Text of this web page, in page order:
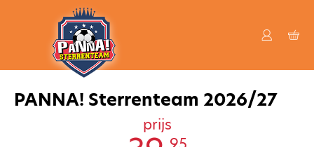
PANNA! Sterrenteam 2026/27
prijs